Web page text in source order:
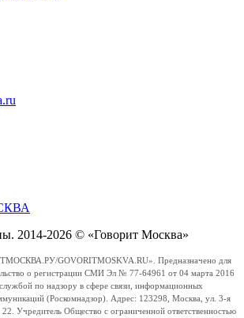
2014-2026 © «Говорит Москва»
GOVORITMOSKVA.RU». Предназначено для
о регистрации СМИ Эл № 77-64961 от 04 марта 2016
по надзору в сфере связи, информационных
(Роскомнадзор). Адрес: 123298, Москва, ул. 3-я
Учредитель Общество с ограниченной ответственностью